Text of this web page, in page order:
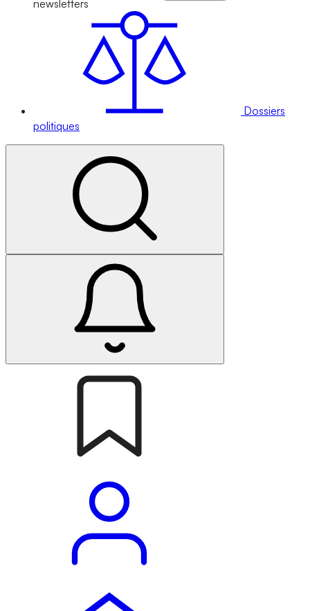
newsletters
Dossiers
politiques